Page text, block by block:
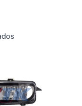
recente